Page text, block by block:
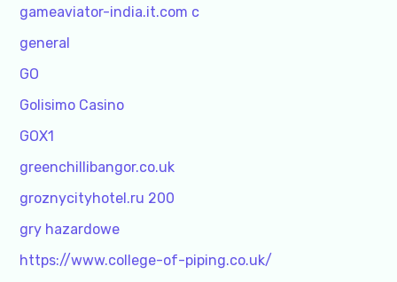
gameaviator-india.it.com c
general
GO
Golisimo Casino
GOX1
greenchillibangor.co.uk
groznycityhotel.ru 200
gry hazardowe
https://www.college-of-piping.co.uk/